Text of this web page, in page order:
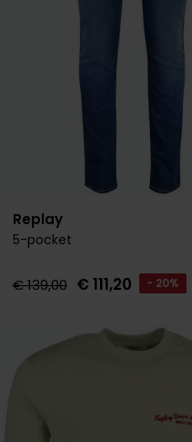
Replay
5-pocket
€ 139,00 € 111,20 - 20%